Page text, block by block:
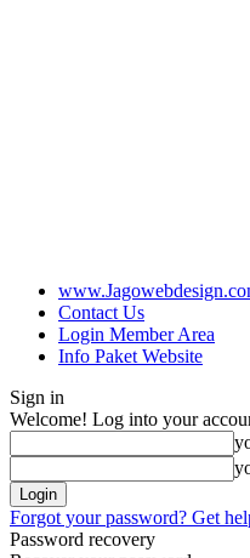
Contact Us
Login Member Area
Info Paket Website
Sign in
Welcome! Log into your
Forgot your password? Get
Password recovery